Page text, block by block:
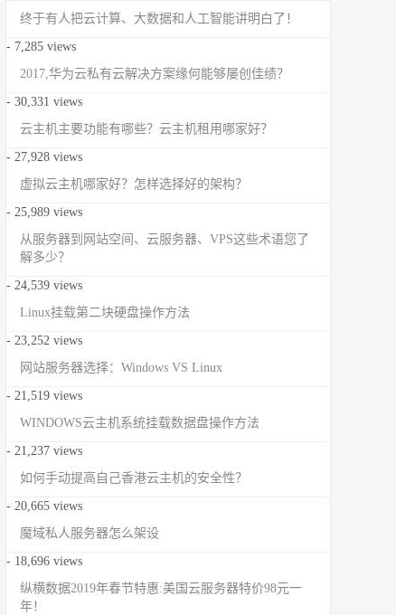
终于有人把云计算、大数据和人工智能讲明白了！
- 7,285 views
2017,华为云私有云解决方案缘何能够屡创佳绩？
- 30,331 views
云主机主要功能有哪些？云主机租用哪家好？
- 27,928 views
虚拟云主机哪家好？怎样选择好的架构？
- 25,989 views
从服务器到网站空间、云服务器、VPS这些术语您了
解多少？
- 24,539 views
Linux挂载第二块硬盘操作方法
- 23,252 views
网站服务器选择：Windows VS Linux
- 21,519 views
WINDOWS云主机系统挂载数据盘操作方法
- 21,237 views
如何手动提高自己香港云主机的安全性？
- 20,665 views
魔域私人服务器怎么架设
- 18,696 views
纵横数据2019年春节特惠:美国云服务器特价98元一
年！